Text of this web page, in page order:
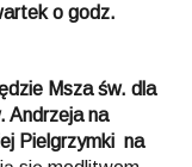
o godz.
Msza św. dla
Andrzeja na
Pielgrzymki na